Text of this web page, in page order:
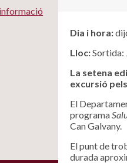
Dia i hora:
Lloc:Sortida:
La setena
excursió
El
programa
Can Galvany.
El punt de
durada